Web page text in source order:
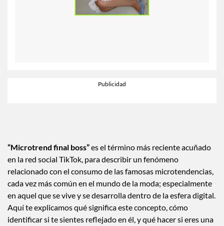
“Microtrend final boss”es el término más reciente acuñado
en la red social TikTok, para describir un fenómeno
relacionado con el consumo de las famosas microtendencias,
cada vez más común en el mundo de la moda; especialmente
en aquel que se vive y se desarrolla dentro de la esfera digital.
Aquí te explicamos qué significa este concepto, cómo
identificar si te sientes reflejado en él, y qué hacer si eres una